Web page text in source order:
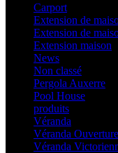
Carport
Extension de
Extension de
Extension maison
News
Non classé
Pergola Auxerre
Pool House
produits
Véranda
Véranda
Véranda